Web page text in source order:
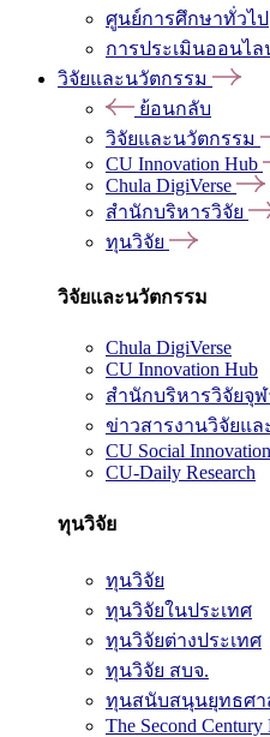
ศูนย์การศึกษาทั่วไป
การประเมินออนไล
วิจัยและนวัตกรรม
ย้อนกลับ
วิจัยและนวัตกรรม
CU Innovation Hub
Chula DigiVerse
สำนักบริหารวิจัย
ทุนวิจัย
วิจัยและนวัตกรรม
Chula DigiVerse
CU Innovation Hub
สำนักบริหารวิจัยจุฬ
ข่าวสารงานวิจัยแล
CU Social
CU-Daily Research
ทุนวิจัย
ทุนวิจัย
ทุนวิจัยในประเทศ
ทุนวิจัยต่างประเทศ
ทุนวิจัย สบจ.
ทุนสนับสนุนยุทธศา
The Second